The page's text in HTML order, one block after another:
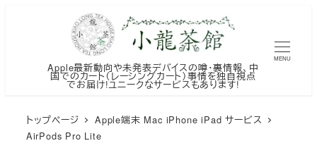
Apple最新動向や未発表デバイスの噂・裏情報、中
国でのカート（レーシングカート）事情を独自視点
でお届け!ユニークなサービスもあります!
MENU
トップページ
Apple端末 Mac iPhone iPad サービス
AirPods Pro Lite